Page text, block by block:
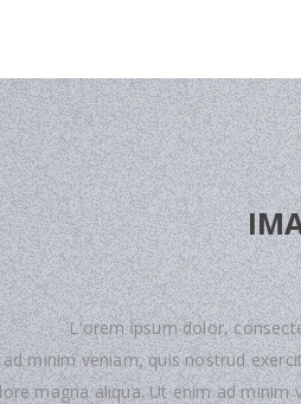
L'orem ipsum dolor,
minim veniam, quis nostrud
magna aliqua. Ut enim ad